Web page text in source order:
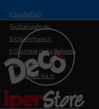
il SiciliaTivù
Siciliarurale.eu
Siciliammare.it
Il Giornale della Bellezza
Siciliamedica.it
Sanitainsicilia.it